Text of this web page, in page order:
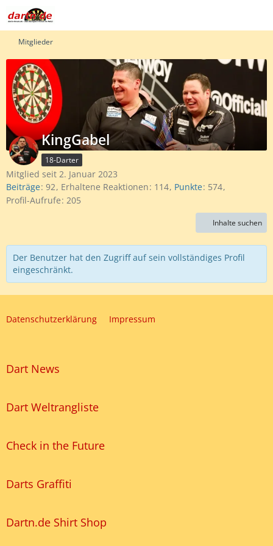
Mitglieder
KingGabel
18-Darter
Mitglied seit 2. Januar 2023
Beiträge 92 Erhaltene Reaktionen 114 Punkte 574
Profil-Aufrufe 205
Inhalte suchen
Der Benutzer hat den Zugriff auf sein vollständiges Profil
eingeschränkt.
Datenschutzerklärung Impressum
Dart News
Dart Weltrangliste
Check in the Future
Darts Graffiti
Dartn.de Shirt Shop